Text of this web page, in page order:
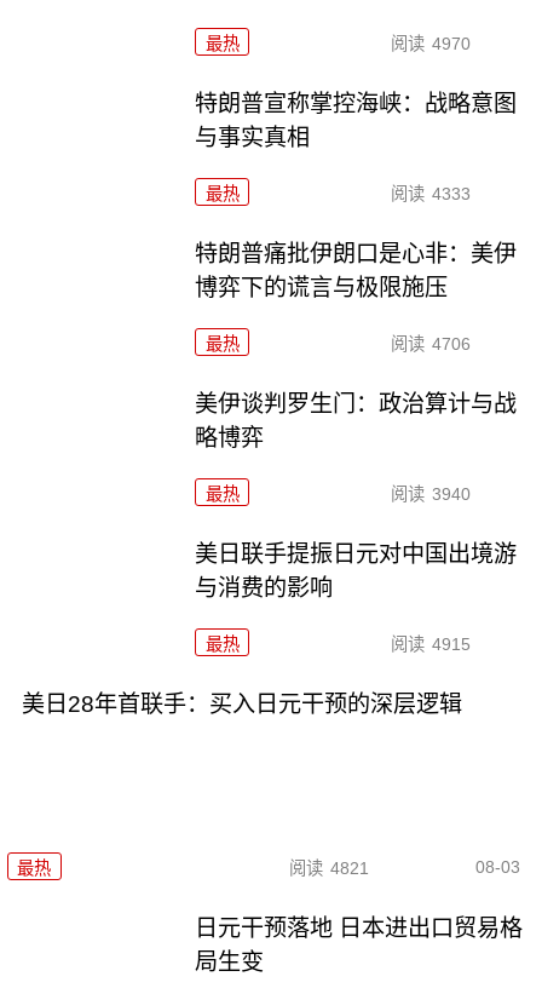
最热 阅读 4970
特朗普宣称掌控海峡：战略意图
与事实真相
最热 阅读 4333
特朗普痛批伊朗口是心非：美伊
博弈下的谎言与极限施压
最热 阅读 4706
美伊谈判罗生门：政治算计与战
略博弈
最热 阅读 3940
美日联手提振日元对中国出境游
与消费的影响
最热 阅读 4915
美日28年首联手：买入日元干预的深层逻辑
最热 阅读 4821 08-03
日元干预落地 日本进出口贸易格
局生变